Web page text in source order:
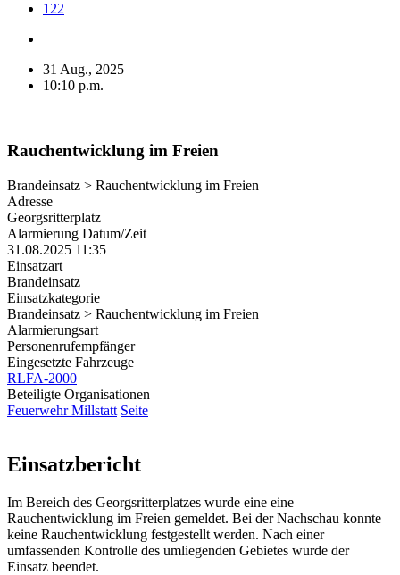
122
31 Aug., 2025
10:10 p.m.
Rauchentwicklung im Freien
Brandeinsatz > Rauchentwicklung im Freien
Adresse
Georgsritterplatz
Alarmierung Datum/Zeit
31.08.2025 11:35
Einsatzart
Brandeinsatz
Einsatzkategorie
Brandeinsatz > Rauchentwicklung im Freien
Alarmierungsart
Personenrufempfänger
Eingesetzte Fahrzeuge
RLFA-2000
Beteiligte Organisationen
Feuerwehr Millstatt Seite
Einsatzbericht
Im Bereich des Georgsritterplatzes wurde eine eine
Rauchentwicklung im Freien gemeldet. Bei der Nachschau konnte
keine Rauchentwicklung festgestellt werden. Nach einer
umfassenden Kontrolle des umliegenden Gebietes wurde der
Einsatz beendet.